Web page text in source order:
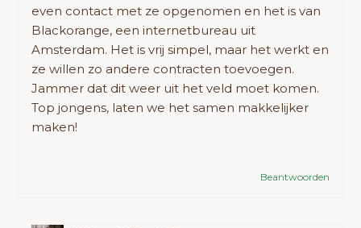
even contact met ze opgenomen en het is van
Blackorange, een internetbureau uit
Amsterdam. Het is vrij simpel, maar het werkt en
ze willen zo andere contracten toevoegen.
Jammer dat dit weer uit het veld moet komen.
Top jongens, laten we het samen makkelijker
maken!
Beantwoorden